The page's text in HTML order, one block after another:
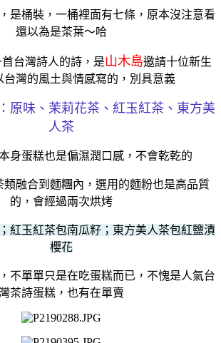
是桶裝，一桶裡面有七條，原本沒注意看
還以為是茶葉～哈
台灣詩人的詩，是山木島邀請十位新生
台灣的風土與情感寫的，別具意義
原味、茉莉花茶、紅玉紅茶、東方美
人茶
身蛋糕也是偏濕潤口感，不會乾乾的
類融合到麵糰內，選用的麵粉也是高品質
的，會經過兩次烘烤
紅玉紅茶包南瓜籽；東方美人茶包紅鹽漬
櫻花
不單單只是在吃蛋糕而已，不愧是人氣台
茶詩蛋糕，也有在單賣